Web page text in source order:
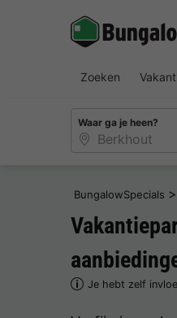
Zoeken
Waar ga je heen?
BungalowSpecials >
Je hebt zelf